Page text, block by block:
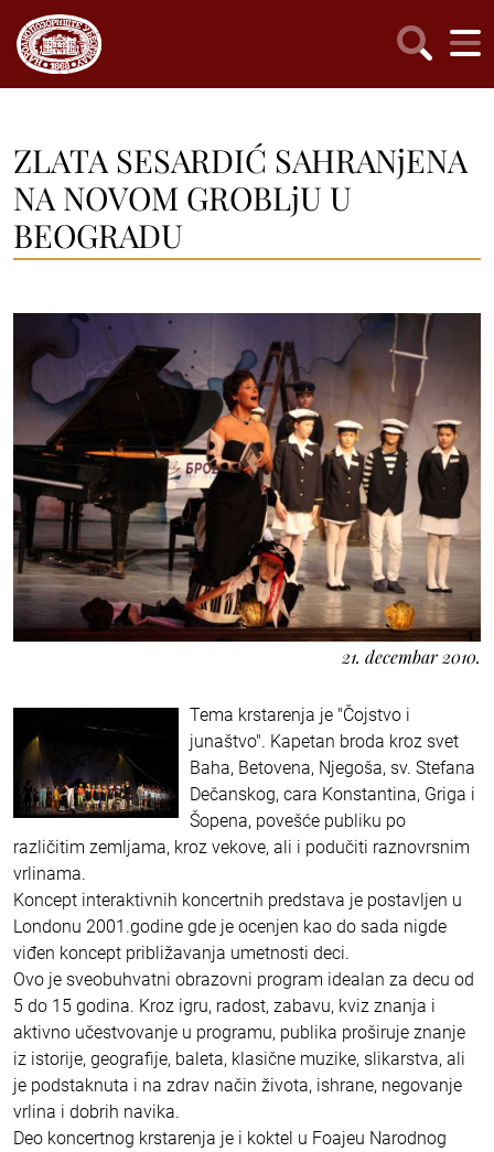
ZLATA SESARDIĆ SAHRANjENA
NA NOVOM GROBLjU U
BEOGRADU
21. decembar 2010.
Tema krstarenja je "Čojstvo i
junaštvo". Kapetan broda kroz svet
Baha, Betovena, Njegoša, sv. Stefana
Dečanskog, cara Konstantina, Griga i
Šopena, povešće publiku po
različitim zemljama, kroz vekove, ali i podučiti raznovrsnim
vrlinama.
Koncept interaktivnih koncertnih predstava je postavljen u
Londonu 2001.godine gde je ocenjen kao do sada nigde
viđen koncept približavanja umetnosti deci.
Ovo je sveobuhvatni obrazovni program idealan za decu od
5 do 15 godina. Kroz igru, radost, zabavu, kviz znanja i
aktivno učestvovanje u programu, publika proširuje znanje
iz istorije, geografije, baleta, klasične muzike, slikarstva, ali
je podstaknuta i na zdrav način života, ishrane, negovanje
vrlina i dobrih navika.
Deo koncertnog krstarenja je i koktel u Foajeu Narodnog